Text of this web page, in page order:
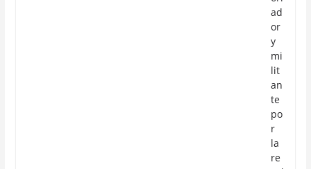
ad
or
y
mi
lit
an
te
po
r
la
re